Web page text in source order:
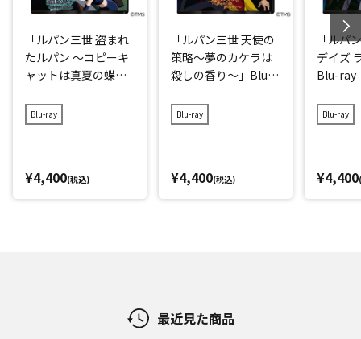
「ルパン三世 盗まれ
たルパン ～コピーキ
ャットは真夏の蝶
Blu-ray
¥4,400(税込)
「ルパン三世 天使の
策略～夢のカケラは
殺しの香り～」Blu-r
Blu-ray
¥4,400(税込)
「ルパ
デイズ
Blu-ray
Blu-ray
¥4,400
最近見た商品